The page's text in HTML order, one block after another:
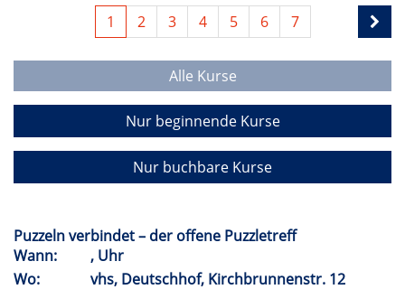
1 2 3 4 5 6 7
Alle Kurse
Nur beginnende Kurse
Nur buchbare Kurse
Puzzeln verbindet – der offene Puzzletreff
Wann:
, Uhr
Wo:
vhs, Deutschhof, Kirchbrunnenstr. 12